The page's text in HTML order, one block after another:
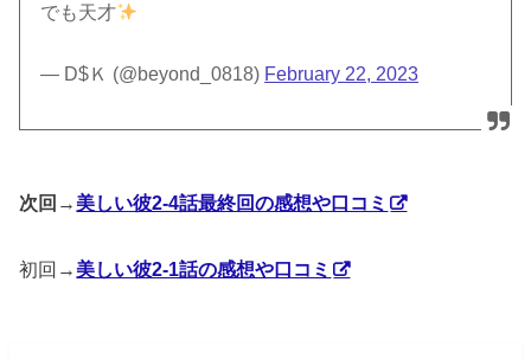
でも天才
— D$Ｋ (@beyond_0818) February 22, 2023
次回→ 美しい彼2‐4話最終回の感想や口コミ
初回→ 美しい彼2-1話の感想や口コミ